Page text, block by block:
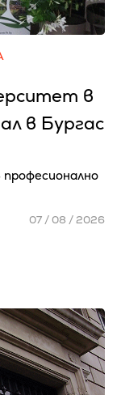
в
в Бургас
07 / 08 / 2026